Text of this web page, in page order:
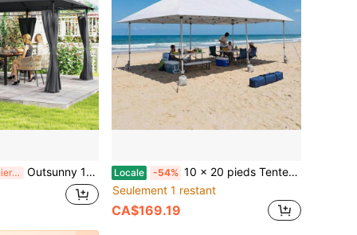
Derniers 2 jours Outsunny 10' X 13' Pavillon de Patio, Pavillon de Plein Air à Double Toit avec Rideaux, Cadre Métallique unicolore pour Jardin, Pelouse, Cour Arrière et Terrasse, Gris Locale -54% 10 x 20 pieds Tente de Pavillon Pliante Robuste, Tente de Plein Air Commerciale Facile à Monter avec Cadre en Acier et Tissu Oxford Imperméable et Anti-UV, Hauteur Réglable, Tentes pour Fêtes, Mariages, Plage et Événements
Seulement 1 restant
CA$169.19